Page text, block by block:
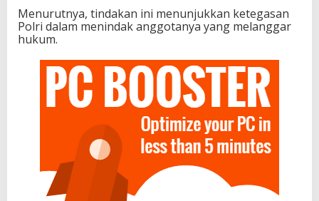
Menurutnya, tindakan ini menunjukkan ketegasan
Polri dalam menindak anggotanya yang melanggar
hukum.